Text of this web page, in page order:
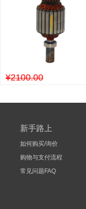
¥2100.00
新手路上
如何购买/询价
购物与支付流程
常见问题FAQ